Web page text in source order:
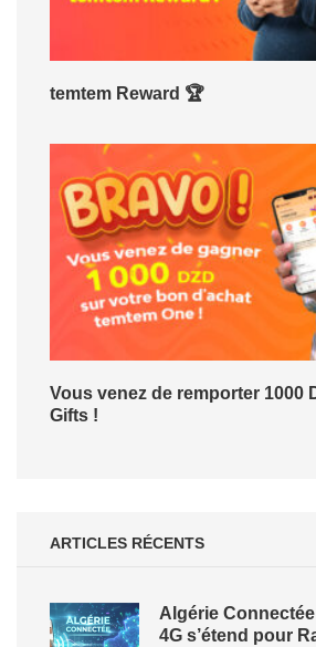
temtem Reward 🏆
Vous venez de remporter 1000
Gifts !
ARTICLES RÉCENTS
Algérie
4G s’étend pour